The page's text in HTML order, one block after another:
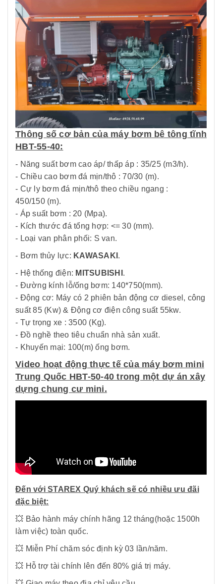
Thông số cơ bản của máy bơm bê tông tĩnh
HBT-55-40:
- Năng suất bơm cao áp/ thấp áp : 35/25 (m3/h).
- Chiều cao bơm đá mịn/thô : 70/30 (m).
- Cự ly bơm đá mịn/thô theo chiều ngang :
450/150 (m).
- Áp suất bơm : 20 (Mpa).
- Kích thước đá tổng hợp: <= 30 (mm).
- Loại van phân phối: S van.
- Bơm thủy lực: KAWASAKI .
- Hệ thống điện: MITSUBISHI .
- Đường kính lỗ/ống bơm: 140*750(mm).
- Động cơ: Máy có 2 phiên bản động cơ diesel, công
suất 85 (Kw) & Động cơ điện công suất 55kw.
- Tự trọng xe : 3500 (Kg).
- Đồ nghề theo tiêu chuẩn nhà sản xuất.
- Khuyến mại: 100(m) ống bơm.
Video hoạt động thực tế của máy bơm mini
Trung Quốc HBT-50-40 trong một dự án xây
dựng chung cư mini.
Đến với STAREX Quý khách sẽ có nhiều ưu đãi
đặc biệt:
💥 Bảo hành máy chính hãng 12 tháng(hoặc 1500h
làm việc) toàn quốc.
💥 Miễn Phí chăm sóc định kỳ 03 lần/năm.
💥 Hỗ trợ tài chính lên đến 80% giá trị máy.